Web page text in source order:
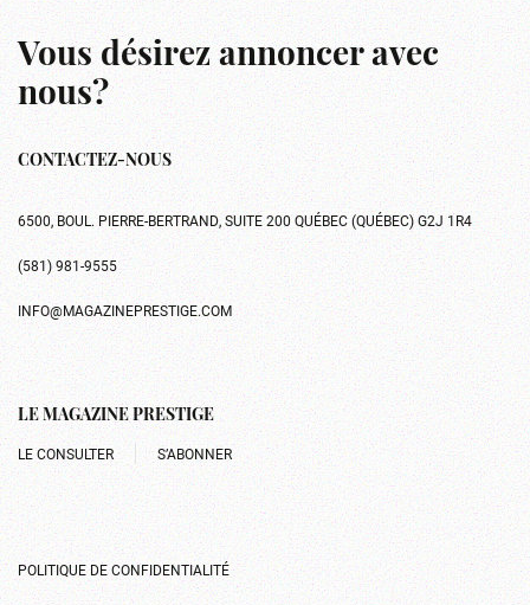
Vous désirez annoncer avec
nous?
CONTACTEZ-NOUS
6500, BOUL. PIERRE-BERTRAND, SUITE 200 QUÉBEC (QUÉBEC) G2J 1R4
(581) 981-9555
INFO@MAGAZINEPRESTIGE.COM
LE MAGAZINE PRESTIGE
LE CONSULTER S’ABONNER
POLITIQUE DE CONFIDENTIALITÉ